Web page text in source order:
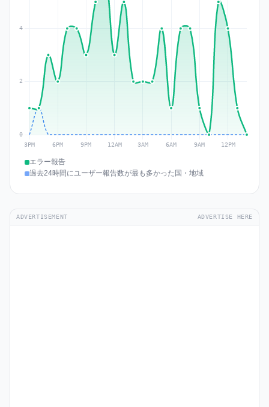
エラー報告
過去24時間にユーザー報告数が最も多かった国・地域
ADVERTISEMENT ADVERTISE HERE